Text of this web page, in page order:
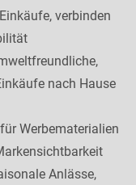
verbinden
nach Hause
Werbematerialien
Anlässe,